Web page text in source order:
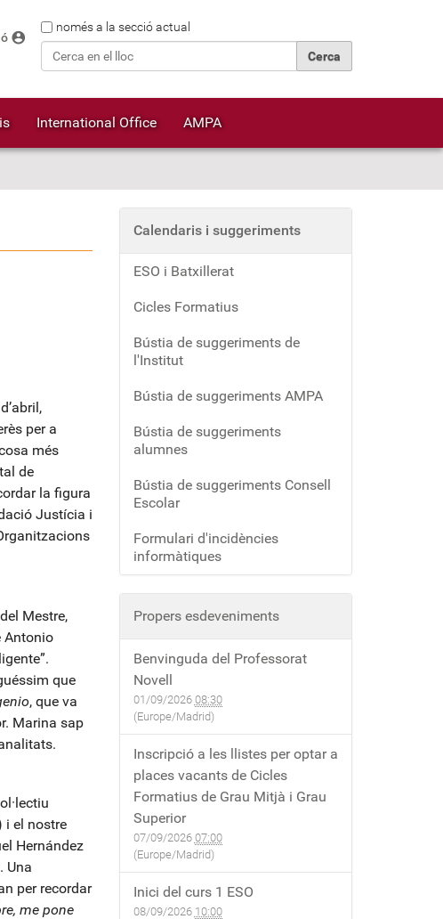
Cercanomés a la secció actual
account_circle
International Office AMPA
per a
més
de
la figura
Justícia i
Mestre,
Antonio
que
, que va
Marina sap
i el nostre
Hernández
Una
per recordar
me pone
Calendaris i suggeriments
ESO i Batxillerat
Cicles Formatius
Bústia de suggeriments de
l'Institut
Bústia de suggeriments AMPA
Bústia de suggeriments
alumnes
Bústia de suggeriments Consell
Escolar
Formulari d'incidències
informàtiques
Propers esdeveniments
Benvinguda del Professorat
Novell
01/09/2026 08:30
(Europe/Madrid)
Inscripció a les llistes per optar a
places vacants de Cicles
Formatius de Grau Mitjà i Grau
Superior
07/09/2026 07:00
(Europe/Madrid)
Inici del curs 1 ESO
08/09/2026 10:00